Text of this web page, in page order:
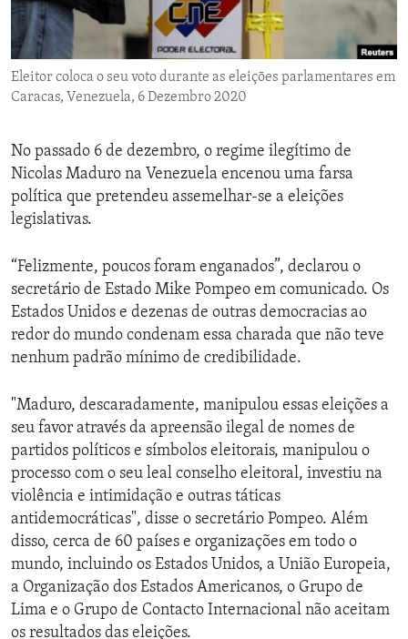
ENVIRONMENT AND HEALTH
IDEALS AND INSTITUTIONS
Eleitor coloca o seu voto durante as eleiçōes parlamentares em
Caracas, Venezuela, 6 Dezembro 2020
No passado 6 de dezembro, o regime ilegítimo de
Nicolas Maduro na Venezuela encenou uma farsa
política que pretendeu assemelhar-se a eleições
legislativas.
“Felizmente, poucos foram enganados”, declarou o
secretário de Estado Mike Pompeo em comunicado. Os
Estados Unidos e dezenas de outras democracias ao
redor do mundo condenam essa charada que não teve
nenhum padrão mínimo de credibilidade.
"Maduro, descaradamente, manipulou essas eleições a
seu favor através da apreensão ilegal de nomes de
partidos políticos e símbolos eleitorais, manipulou o
processo com o seu leal conselho eleitoral, investiu na
violência e intimidação e outras táticas
antidemocráticas", disse o secretário Pompeo. Além
disso, cerca de 60 países e organizações em todo o
mundo, incluindo os Estados Unidos, a União Europeia,
a Organização dos Estados Americanos, o Grupo de
Lima e o Grupo de Contacto Internacional não aceitam
os resultados das eleições.